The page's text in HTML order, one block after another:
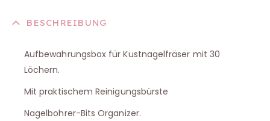
BESCHREIBUNG
Aufbewahrungsbox für Kustnagelfräser mit 30
Löchern.
Mit praktischem Reinigungsbürste
Nagelbohrer-Bits Organizer.